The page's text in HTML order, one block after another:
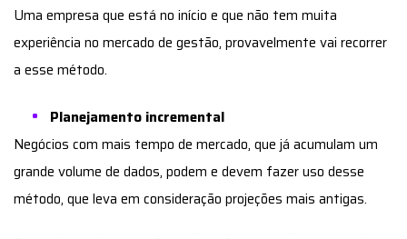
Uma empresa que está no início e que não tem muita
experiência no mercado de gestão, provavelmente vai recorrer
a esse método.
Planejamento incremental
Negócios com mais tempo de mercado, que já acumulam um
grande volume de dados, podem e devem fazer uso desse
método, que leva em consideração projeções mais antigas.